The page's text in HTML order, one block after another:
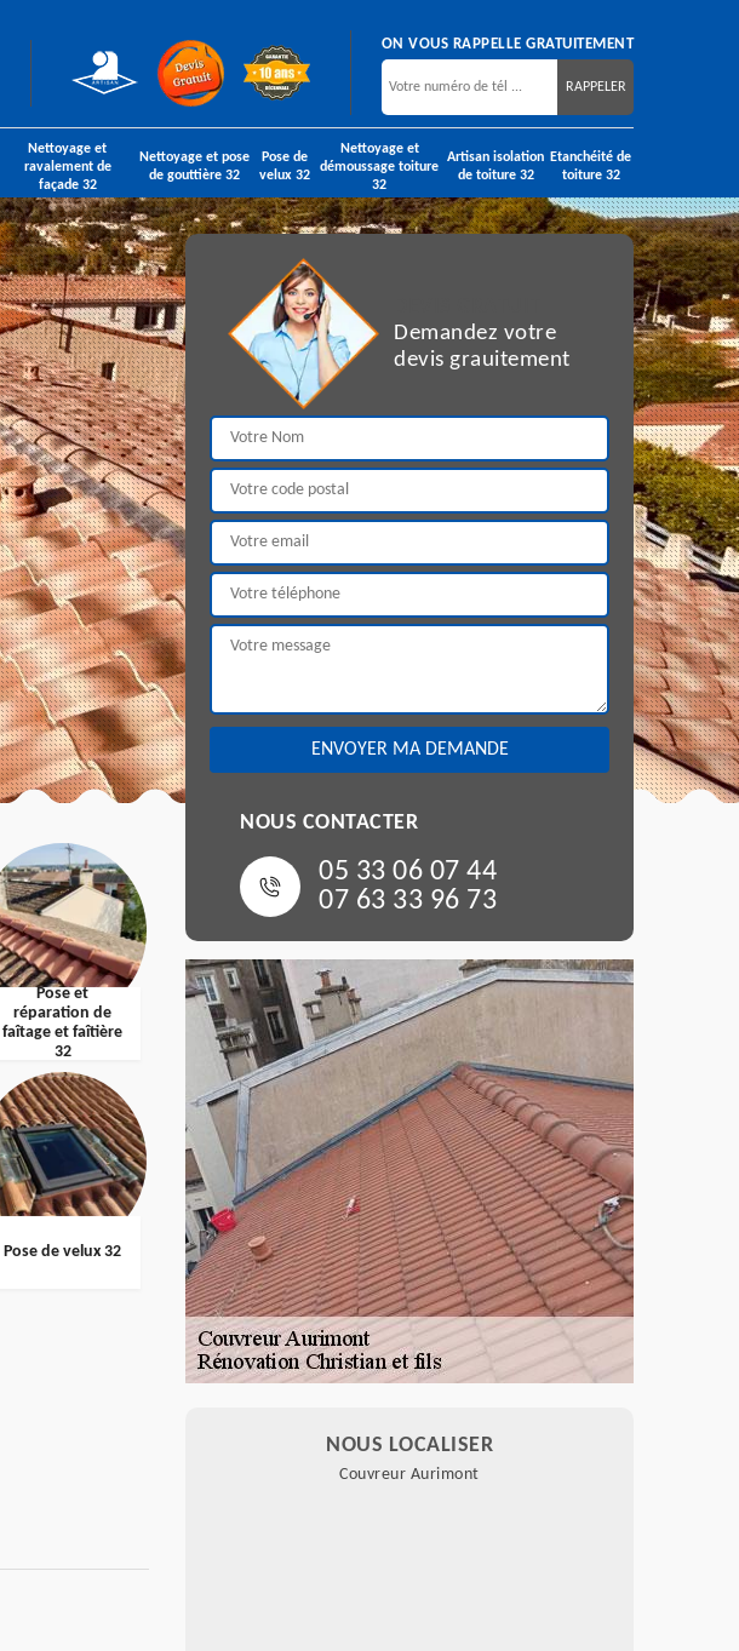
ON VOUS RAPPELLE GRATUITEMENT
Nettoyage et
ravalement de
façade 32
Nettoyage et pose
de gouttière 32
Pose de
velux 32
Nettoyage et
démoussage toiture
32
Artisan isolation
de toiture 32
Etanchéité de
toiture 32
Pose et
réparation de
faîtage et faîtière
32
Pose de velux 32
Demandez votre
devis grauitement
NOUS CONTACTER
05 33 06 07 44
07 63 33 96 73
NOUS LOCALISER
Couvreur Aurimont